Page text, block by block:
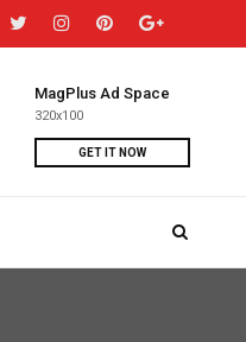
MagPlus Ad Space
320x100
GET IT NOW